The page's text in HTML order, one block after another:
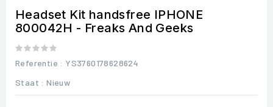
Headset Kit handsfree IPHONE
800042H - Freaks And Geeks
Referentie : YS3760178628624
Staat : Nieuw